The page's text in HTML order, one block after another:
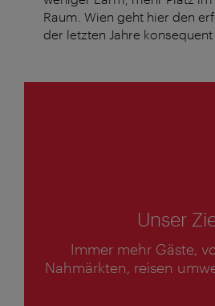
Raum. Wien geht hier den
der letzten Jahre konsequent
1
v
Unser
Immer mehr Gäste,
Nahmärkten, reisen